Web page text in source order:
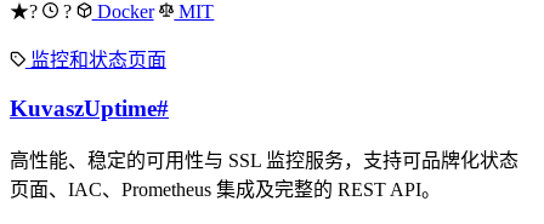
★? ? Docker MIT
监控和状态页面
KuvaszUptime#
高性能、稳定的可用性与 SSL 监控服务，支持可品牌化状态
页面、IAC、Prometheus 集成及完整的 REST API。